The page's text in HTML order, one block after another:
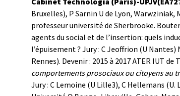
Bruxelles), P Sarnin U de Lyon, Warwziniak,
professeur université de Sherbrooke.
agents du social et de l’insertion: quels
l’épuisement ? Jury : C Jeoffrion (U
Rennes). Devenir : 2015 à 2017 ATER IUT de
comportements prosociaux ou citoyens au
Jury : C Lemoine (U Lille3), C Hellemans